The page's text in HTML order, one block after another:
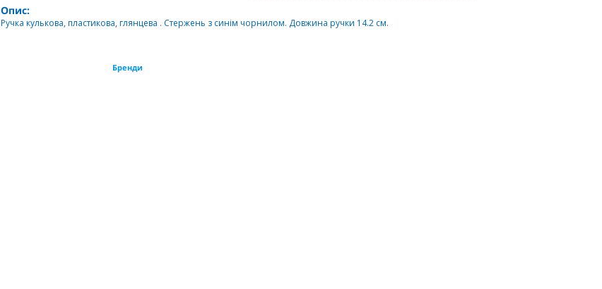
Опис:
Ручка кулькова, пластикова, глянцева . Стержень з синім чорнилом. Довжина ручки 14.2 см.
Бренди